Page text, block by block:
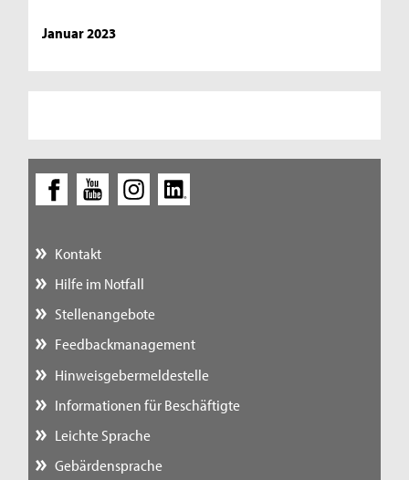
Januar 2023
Kontakt
Hilfe im Notfall
Stellenangebote
Feedbackmanagement
Hinweisgebermeldestelle
Informationen für Beschäftigte
Leichte Sprache
Gebärdensprache